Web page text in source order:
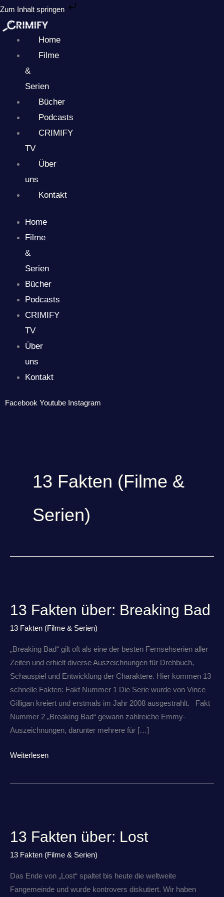
Zum Inhalt springen
Zum
Inhalt
springen
Home
Filme
&
Serien
Bücher
Podcasts
CRIMIFY
TV
Über
uns
Kontakt
Home
Filme
&
Serien
Bücher
Podcasts
CRIMIFY
TV
Über
uns
Kontakt
Facebook Youtube Instagram
13 Fakten (Filme &
Serien)
13 Fakten über: Breaking Bad
13 Fakten (Filme & Serien)
„Breaking Bad“ gilt oft als eine der besten Fernsehserien aller
Zeiten und erhielt diverse Auszeichnungen für Drehbuch,
Schauspiel und Entwicklung der Charaktere. Hier kommen 13
schnelle Fakten: Fakt Nummer 1 Die Serie wurde von Vince
Gilligan kreiert und erstmals im Jahr 2008 ausgestrahlt. Fakt
Nummer 2 „Breaking Bad“ gewann zahlreiche Emmy-
Auszeichnungen, darunter mehrere für […]
über:
Weiterlesen
13 Fakten über: Lost
13 Fakten (Filme & Serien)
Das Ende von „Lost“ spaltet bis heute die weltweite
Fangemeinde und wurde kontrovers diskutiert. Wir haben
über: